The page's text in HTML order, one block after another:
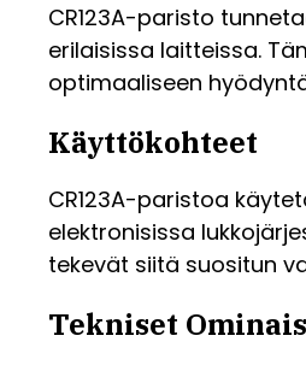
CR123A-paristo
erilaisissa laitteissa.
optimaaliseen
Käyttökohteet
CR123A-paristoa
elektronisissa
tekevät siitä suositun
Tekniset